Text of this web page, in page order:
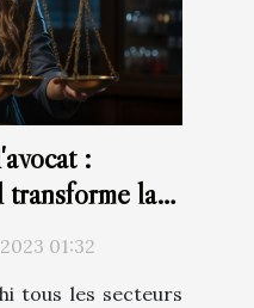
:
la
01:32
tous les secteurs